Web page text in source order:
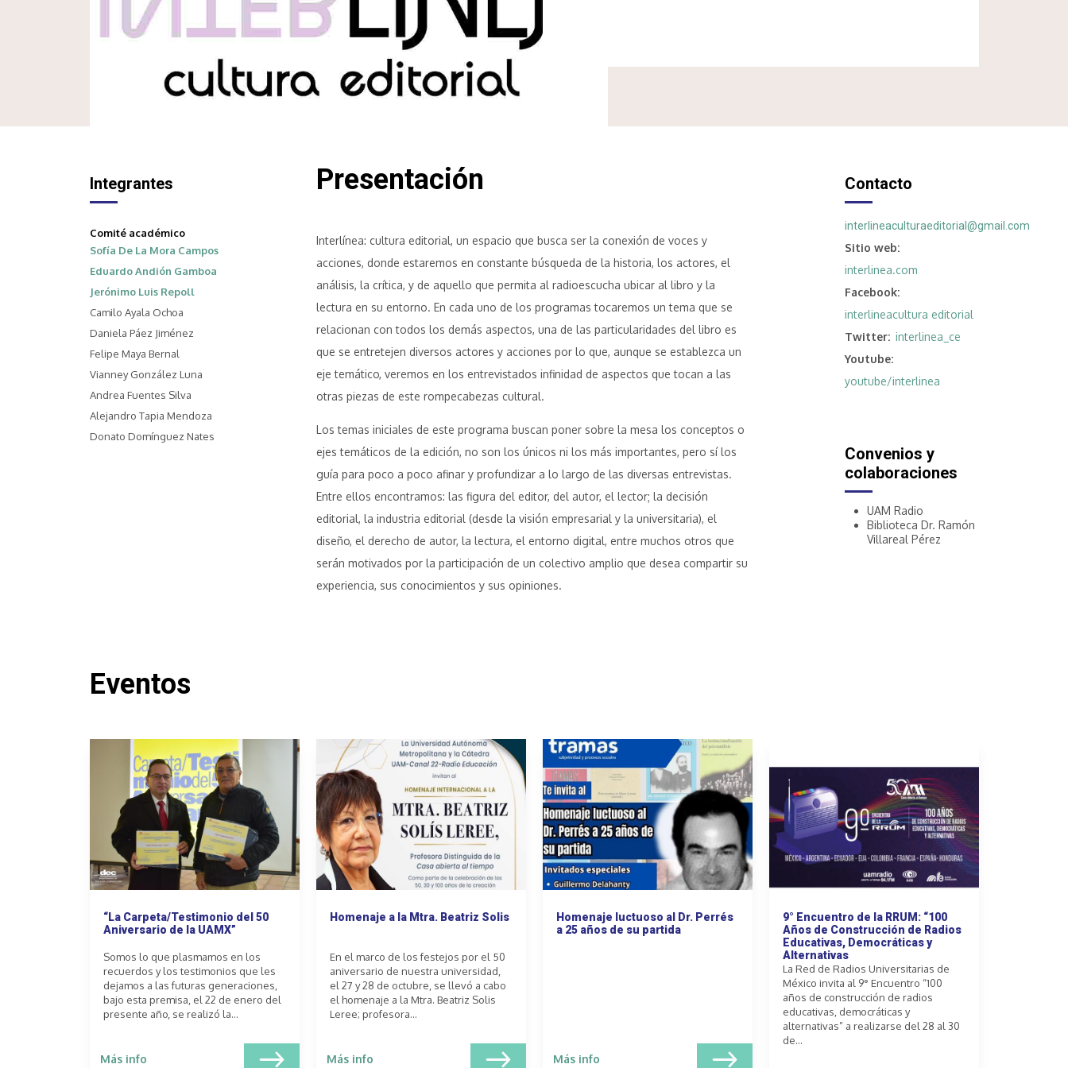
Integrantes
Comité académico
Sofía De La Mora Campos
Eduardo Andión Gamboa
Jerónimo Luis Repoll
Camilo Ayala Ochoa
Daniela Páez Jiménez
Felipe Maya Bernal
Vianney González Luna
Andrea Fuentes Silva
Alejandro Tapia Mendoza
Donato Domínguez Nates
Presentación
Interlínea: cultura editorial, un espacio que busca ser la conexión de voces y
acciones, donde estaremos en constante búsqueda de la historia, los actores, el
análisis, la crítica, y de aquello que permita al radioescucha ubicar al libro y la
lectura en su entorno. En cada uno de los programas tocaremos un tema que se
relacionan con todos los demás aspectos, una de las particularidades del libro es
que se entretejen diversos actores y acciones por lo que, aunque se establezca un
eje temático, veremos en los entrevistados infinidad de aspectos que tocan a las
otras piezas de este rompecabezas cultural.
Los temas iniciales de este programa buscan poner sobre la mesa los conceptos o
ejes temáticos de la edición, no son los únicos ni los más importantes, pero sí los
guía para poco a poco afinar y profundizar a lo largo de las diversas entrevistas.
Entre ellos encontramos: las figura del editor, del autor, el lector; la decisión
editorial, la industria editorial (desde la visión empresarial y la universitaria), el
diseño, el derecho de autor, la lectura, el entorno digital, entre muchos otros que
serán motivados por la participación de un colectivo amplio que desea compartir su
experiencia, sus conocimientos y sus opiniones.
Contacto
interlineaculturaeditorial@gmail.com
Sitio web
interlinea.com
Facebook
interlineacultura editorial
Twitter
interlinea_ce
Youtube
youtube/interlinea
Convenios y
colaboraciones
UAM Radio
Biblioteca Dr. Ramón
Villareal Pérez
Eventos
“La Carpeta/Testimonio del 50
Aniversario de la UAMX”
Somos lo que plasmamos en los
recuerdos y los testimonios que les
dejamos a las futuras generaciones,
bajo esta premisa, el 22 de enero del
presente año, se realizó la...
Más info
Homenaje a la Mtra. Beatriz Solis
En el marco de los festejos por el 50
aniversario de nuestra universidad,
el 27 y 28 de octubre, se llevó a cabo
el homenaje a la Mtra. Beatriz Solis
Leree; profesora...
Más info
Homenaje luctuoso al Dr. Perrés
a 25 años de su partida
Más info
9° Encuentro de la RRUM: “100
Años de Construcción de Radios
Educativas, Democráticas y
Alternativas
La Red de Radios Universitarias de
México invita al 9° Encuentro “100
años de construcción de radios
educativas, democráticas y
alternativas” a realizarse del 28 al 30
de...